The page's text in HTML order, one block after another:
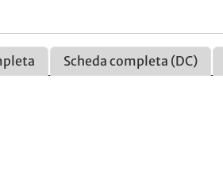
Scheda completa (DC)